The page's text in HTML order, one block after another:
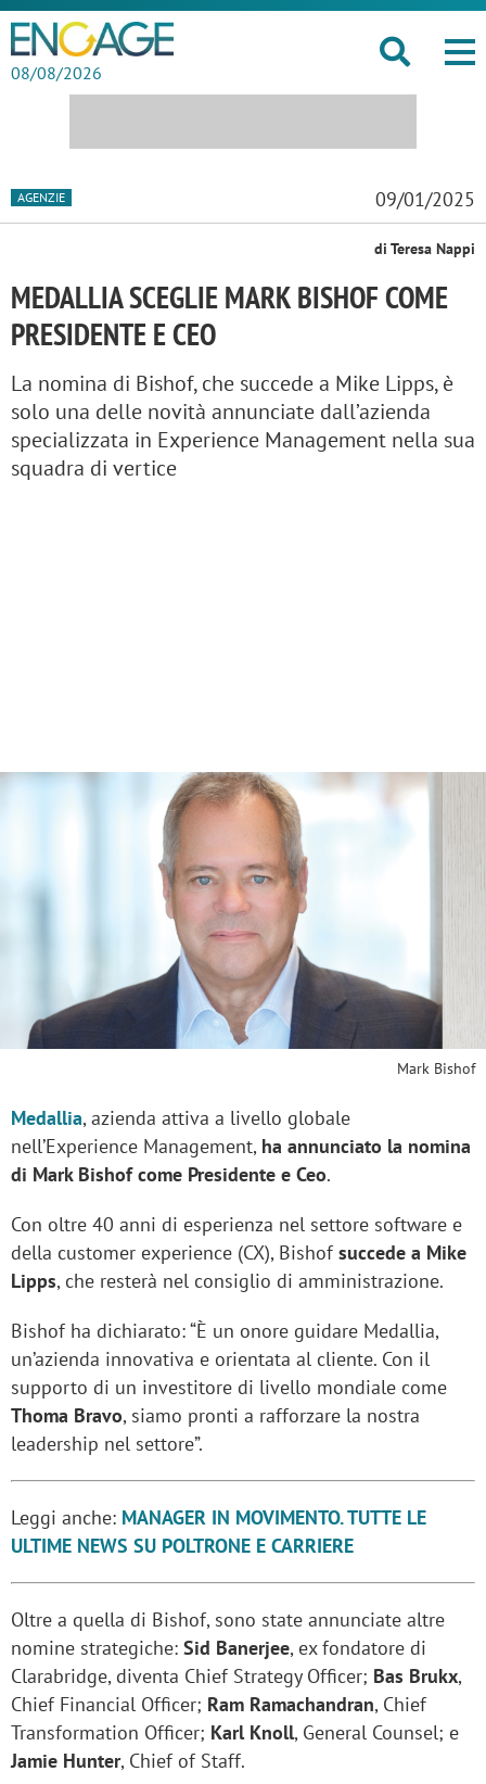
08/08/2026
AGENZIE 09/01/2025
di Teresa Nappi
MEDALLIA SCEGLIE MARK BISHOF COME
PRESIDENTE E CEO
La nomina di Bishof, che succede a Mike Lipps, è
solo una delle novità annunciate dall’azienda
specializzata in Experience Management nella sua
squadra di vertice
Mark Bishof
Medallia, azienda attiva a livello globale
nell’Experience Management, ha annunciato la nomina
di Mark Bishof come Presidente e Ceo.
Con oltre 40 anni di esperienza nel settore software e
della customer experience (CX), Bishofsuccede a Mike
Lipps, che resterà nel consiglio di amministrazione.
Bishof ha dichiarato: “È un onore guidare Medallia,
un’azienda innovativa e orientata al cliente. Con il
supporto di un investitore di livello mondiale come
Thoma Bravo, siamo pronti a rafforzare la nostra
leadership nel settore”.
Leggi anche: MANAGER IN MOVIMENTO. TUTTE LE
ULTIME NEWS SU POLTRONE E CARRIERE
Oltre a quella di Bishof, sono state annunciate altre
nomine strategiche: Sid Banerjee, ex fondatore di
Clarabridge, diventa Chief Strategy Officer; Bas Brukx,
Chief Financial Officer; Ram Ramachandran, Chief
Transformation Officer; Karl Knoll, General Counsel; e
Jamie Hunter, Chief of Staff.